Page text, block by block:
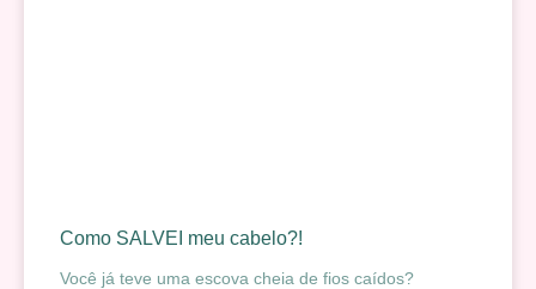
Como SALVEI meu cabelo?!
Você já teve uma escova cheia de fios caídos?